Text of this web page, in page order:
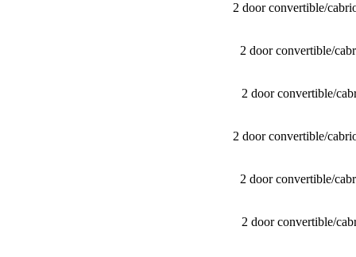
2 door convertible/​
2 door convertible/​
2 door convertible/​
2 door convertible/​
2 door convertible/​
2 door convertible/​